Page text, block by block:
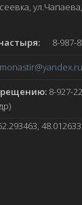
8-987-
@yandex.ru
8-927-
48.012633